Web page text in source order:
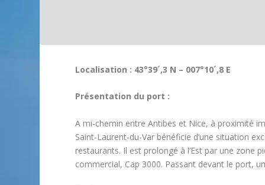
Localisation : 43°39´,3 N – 007°10´,8 E
Présentation du port :
A mi-chemin entre Antibes et Nice, à proximité
Saint-Laurent-du-Var bénéficie d’une situation
restaurants. Il est prolongé à l’Est par une zone
commercial, Cap 3000. Passant devant le port,